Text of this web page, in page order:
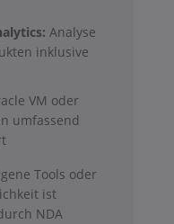
Analyse
inklusive
VM oder
umfassend
Tools oder
ist
NDA